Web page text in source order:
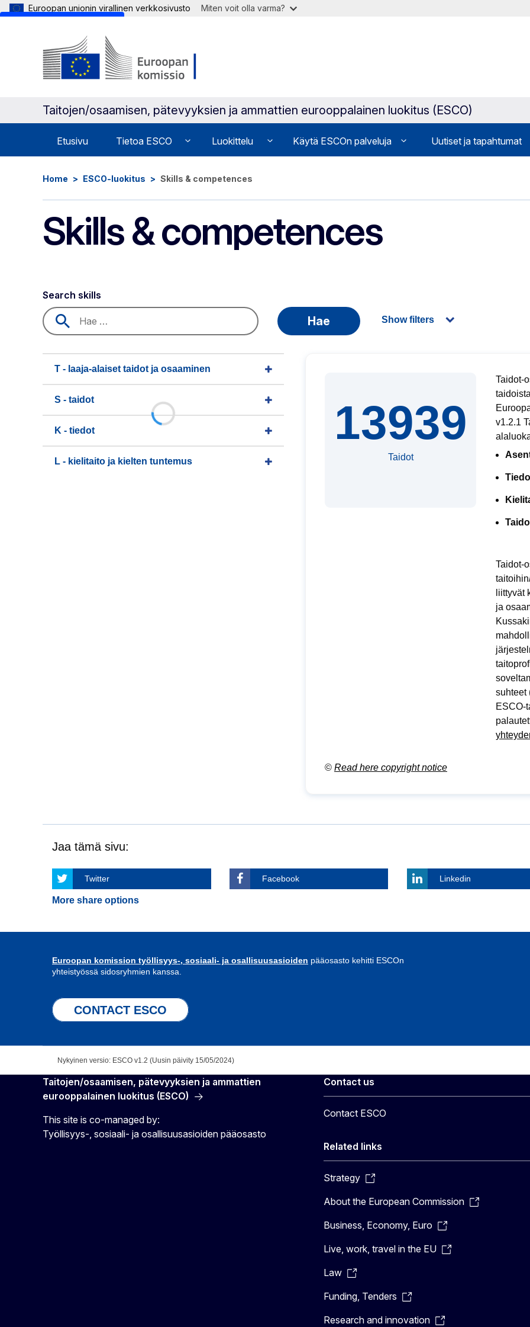
Euroopan unionin virallinen verkkosivusto Miten voit olla varma?
Taitojen/osaamisen, pätevyyksien ja ammattien eurooppalainen luokitus (ESCO)
Etusivu Tietoa ESCO Luokittelu Käytä ESCOn palveluja Uutiset ja tapahtumat
Home ESCO-luokitus Skills & competences
Skills & competences
Search skills
Hae Show filters
T - laaja-alaiset taidot ja osaaminen
S - taidot
K - tiedot
L - kielitaito ja kielten tuntemus
13939
Taidot
Taidot-
v1.2.1
Taidot-
liittyvät
ja
suhteet
ESCO-
© Read here copyright notice
Jaa tämä sivu:
Twitter Facebook Linkedin
More share options
Euroopan komission työllisyys-, sosiaali- ja osallisuusasioiden pääosasto kehitti ESCOn
yhteistyössä sidosryhmien kanssa.
CONTACT ESCO
Nykyinen versio: ESCO v1.2 (Uusin päivity 15/05/2024)
Taitojen/osaamisen, pätevyyksien ja ammattien
eurooppalainen luokitus (ESCO)
This site is co-managed by:
Työllisyys-, sosiaali- ja osallisuusasioiden pääosasto
Contact us
Contact ESCO
Related links
Strategy
About the European Commission
Business, Economy, Euro
Live, work, travel in the EU
Law
Funding, Tenders
Research and innovation